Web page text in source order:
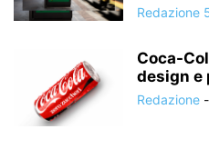
Redazione
Coca-
design e
Redazione -